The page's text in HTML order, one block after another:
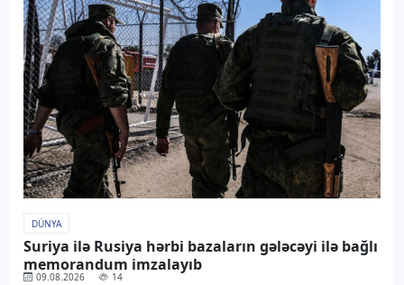
DÜNYA
Suriya ilə Rusiya hərbi bazaların gələcəyi ilə bağlı
memorandum imzalayıb
09.08.2026 14